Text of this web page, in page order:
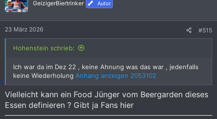
o
n
:
GeizigerBiertrinker Autor
23 März 2026 #515
Hohenstein schrieb:
Ich war da im Dez 22 , keine Ahnung was das war , jedenfalls
keine Wiederholung Anhang anzeigen 2053102
Vielleicht kann ein Food Jünger vom Beergarden dieses
Essen definieren ? Gibt ja Fans hier